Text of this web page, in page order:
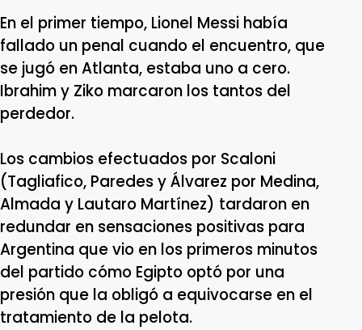
En el primer tiempo, Lionel Messi había
fallado un penal cuando el encuentro, que
se jugó en Atlanta, estaba uno a cero.
Ibrahim y Ziko marcaron los tantos del
perdedor.
Los cambios efectuados por Scaloni
(Tagliafico, Paredes y Álvarez por Medina,
Almada y Lautaro Martínez) tardaron en
redundar en sensaciones positivas para
Argentina que vio en los primeros minutos
del partido cómo Egipto optó por una
presión que la obligó a equivocarse en el
tratamiento de la pelota.